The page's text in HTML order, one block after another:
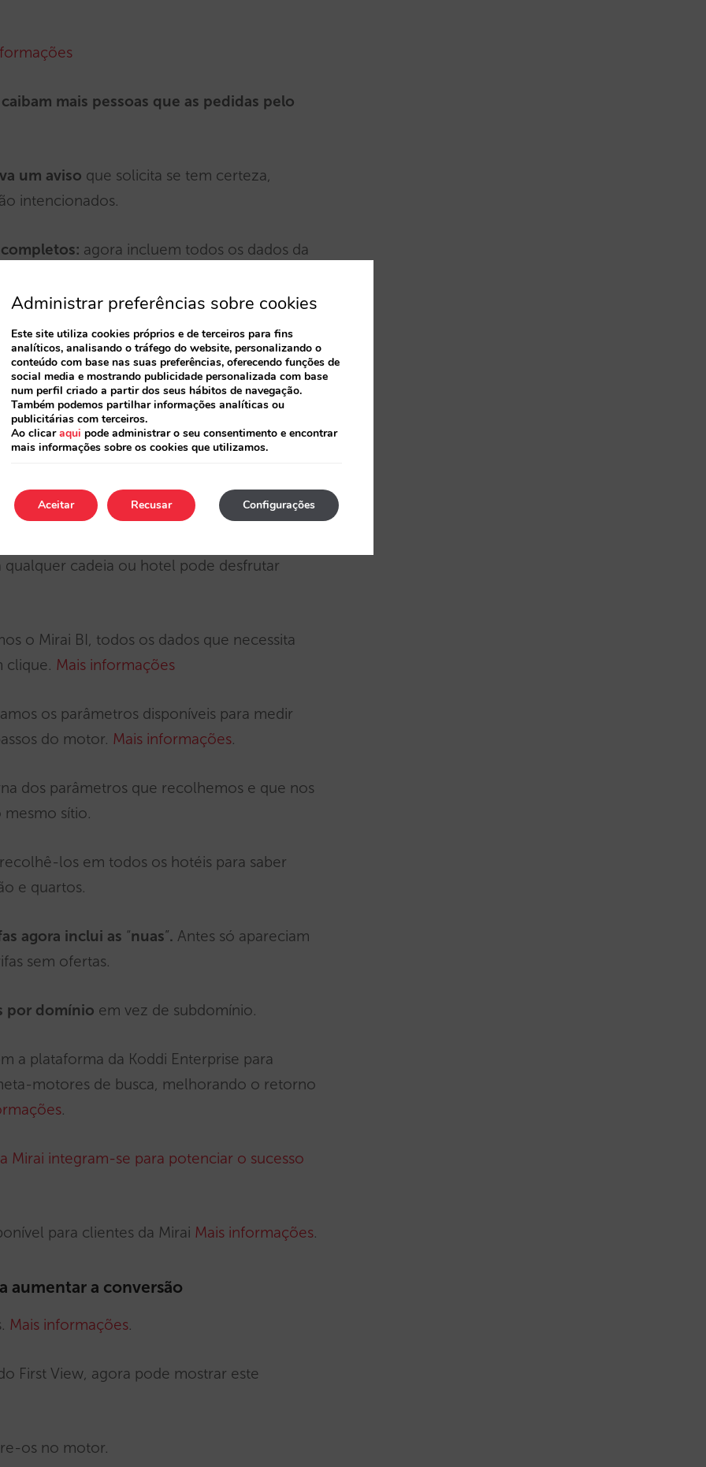
mais pessoas que as pedidas pelo
um aviso que solicita se tem certeza,
intencionados.
agora incluem todos os dados da
hotel
reserva de forma fácil.
por períodos na extranet: Agora tem todo
de ocupação, percentagem, quantidade,
oferece serviços do mais elevado nível,
cadeia ou hotel pode desfrutar
o Mirai BI, todos os dados que necessita
clique. Mais informações
os parâmetros disponíveis para medir
do motor. Mais informações.
dos parâmetros que recolhemos e que nos
sítio.
los em todos os hotéis para saber
e quartos.
agora inclui as “nuas”. Antes só apareciam
sem ofertas.
por domínio em vez de subdomínio.
a plataforma da Koddi Enterprise para
motores de busca, melhorando o retorno
.
Mirai integram-se para potenciar o sucesso
para clientes da Mirai Mais informações.
aumentar a conversão
Mais informações.
First View, agora pode mostrar este
os no motor.
Administrar preferências sobre cookies
Este site utiliza cookies próprios e de terceiros para fins
analíticos, analisando o tráfego do website, personalizando o
conteúdo com base nas suas preferências, oferecendo funções de
social media e mostrando publicidade personalizada com base
num perfil criado a partir dos seus hábitos de navegação.
Também podemos partilhar informações analíticas ou
publicitárias com terceiros.
Ao clicaraqui pode administrar o seu consentimento e encontrar
mais informações sobre os cookies que utilizamos.
Aceitar Configurações
Recusar